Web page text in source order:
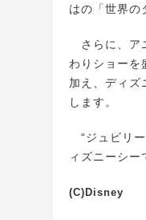
はの「世界の
さらに、ア
わりショーを
加え、ディズ
します。
“ジュビリ
ィズニーシ
(C)Disney